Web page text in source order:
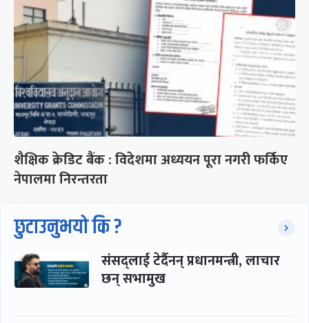
शैक्षिक क्रेडिट बैंक : विदेशमा अध्ययन पूरा नगरी फर्किए
नेपालमा निरन्तरता
छुटाउनुभयो कि ?
संसद्लाई टेर्दैनन् प्रधानमन्त्री, लाचार
छन् सभामुख